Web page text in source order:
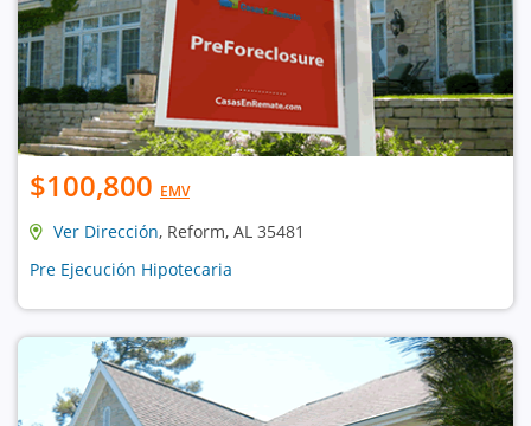
$100,800 EMV
Ver Dirección, Reform, AL 35481
Pre Ejecución Hipotecaria